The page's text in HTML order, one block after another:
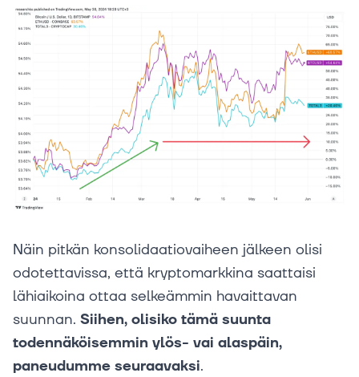
Näin pitkän konsolidaatiovaiheen jälkeen olisi
odotettavissa, että kryptomarkkina saattaisi
lähiaikoina ottaa selkeämmin havaittavan
suunnan. Siihen, olisiko tämä suunta
todennäköisemmin ylös- vai alaspäin,
paneudumme seuraavaksi.